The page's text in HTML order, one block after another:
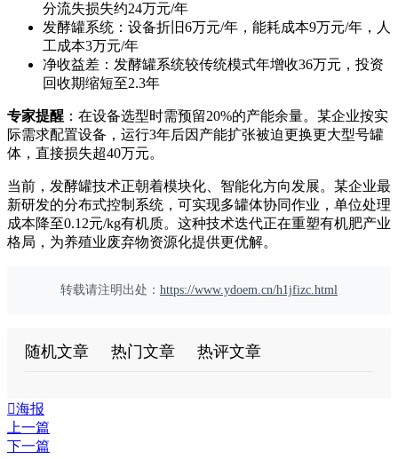
分流失损失约24万元/年
发酵罐系统：设备折旧6万元/年，能耗成本9万元/年，人
工成本3万元/年
净收益差：发酵罐系统较传统模式年增收36万元，投资
回收期缩短至2.3年
专家提醒 ：在设备选型时需预留20%的产能余量。某企业按实
际需求配置设备，运行3年后因产能扩张被迫更换更大型号罐
体，直接损失超40万元。
当前，发酵罐技术正朝着模块化、智能化方向发展。某企业最
新研发的分布式控制系统，可实现多罐体协同作业，单位处理
成本降至0.12元/kg有机质。这种技术迭代正在重塑有机肥产业
格局，为养殖业废弃物资源化提供更优解。
转载请注明出处： https://www.ydoem.cn/h1jfizc.html
随机文章 热门文章 热评文章
海报
上一篇
下一篇